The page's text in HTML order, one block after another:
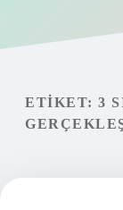
Gizlilik
Yasal Uyarı
ETIKET: 3